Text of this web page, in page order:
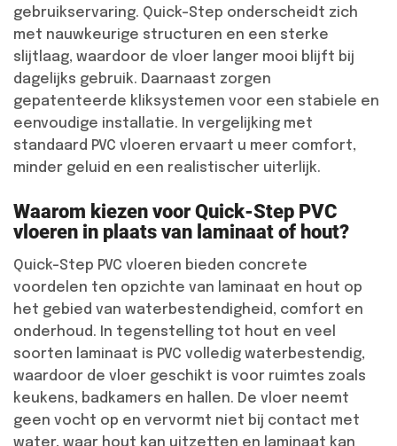
gebruikservaring. Quick-Step onderscheidt zich
met nauwkeurige structuren en een sterke
slijtlaag, waardoor de vloer langer mooi blijft bij
dagelijks gebruik. Daarnaast zorgen
gepatenteerde kliksystemen voor een stabiele en
eenvoudige installatie. In vergelijking met
standaard PVC vloeren ervaart u meer comfort,
minder geluid en een realistischer uiterlijk.
Waarom kiezen voor Quick-Step PVC
vloeren in plaats van laminaat of hout?
Quick-Step PVC vloeren bieden concrete
voordelen ten opzichte van laminaat en hout op
het gebied van waterbestendigheid, comfort en
onderhoud. In tegenstelling tot hout en veel
soorten laminaat is PVC volledig waterbestendig,
waardoor de vloer geschikt is voor ruimtes zoals
keukens, badkamers en hallen. De vloer neemt
geen vocht op en vervormt niet bij contact met